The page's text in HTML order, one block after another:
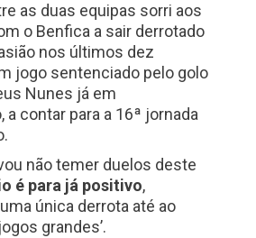
as duas equipas sorri aos
o Benfica a sair derrotado
nos últimos dez
jogo sentenciado pelo golo
Nunes já em
a contar para a 16ª jornada
não temer duelos deste
é para já positivo,
única derrota até ao
grandes’.